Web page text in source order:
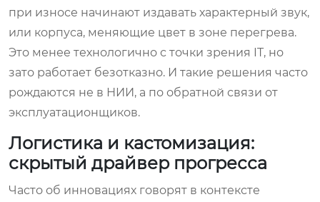
при износе начинают издавать характерный звук,
или корпуса, меняющие цвет в зоне перегрева.
Это менее технологично с точки зрения IT, но
зато работает безотказно. И такие решения часто
рождаются не в НИИ, а по обратной связи от
эксплуатационщиков.
Логистика и кастомизация:
скрытый драйвер прогресса
Часто об инновациях говорят в контексте